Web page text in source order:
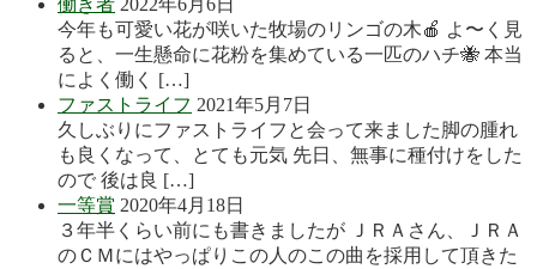
働き者 2022年6月6日
今年も可愛い花が咲いた牧場のリンゴの木🍎 よ〜く見
ると、一生懸命に花粉を集めている一匹のハチ🐝 本当
によく働く […]
ファストライフ 2021年5月7日
久しぶりにファストライフと会って来ました脚の腫れ
も良くなって、とても元気 先日、無事に種付けをした
ので 後は良 […]
一等賞 2020年4月18日
３年半くらい前にも書きましたが ＪＲＡさん、ＪＲＡ
のＣＭにはやっぱりこの人のこの曲を採用して頂きた